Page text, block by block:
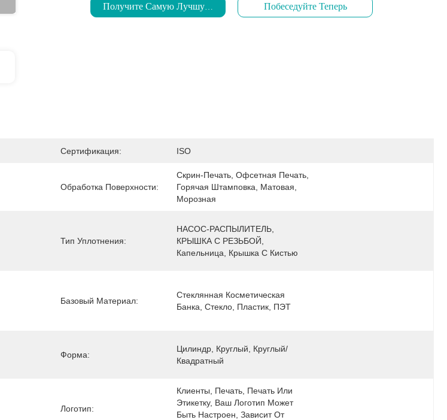
Получите Самую Лучшую Цену Побеседуйте Теперь
Сертификация: ISO
Обработка Поверхности:
Скрин-Печать, Офсетная Печать,
Горячая Штамповка, Матовая,
Морозная
Тип Уплотнения:
НАСОС-РАСПЫЛИТЕЛЬ,
КРЫШКА С РЕЗЬБОЙ,
Капельница, Крышка С Кистью
Базовый Материал:
Стеклянная Косметическая
Банка, Стекло, Пластик, ПЭТ
Форма:
Цилиндр, Круглый, Круглый/
Квадратный
Логотип:
Клиенты, Печать, Печать Или
Этикетку, Ваш Логотип Может
Быть Настроен, Зависит От